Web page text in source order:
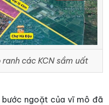
các KCN sầm uất
bước ngoặt của vĩ mô đã